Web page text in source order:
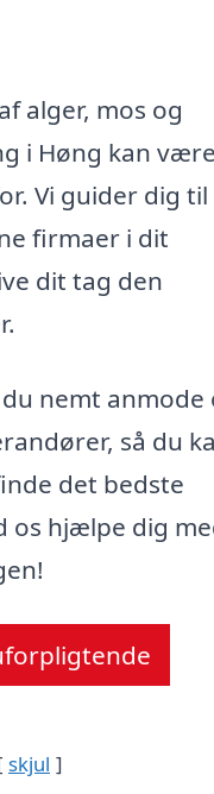
alger, mos og
i Høng kan være
Vi guider dig til
firmaer i dit
dit tag den
nemt anmode
så du
det bedste
os hjælpe dig
skjul